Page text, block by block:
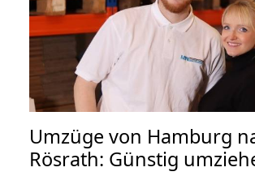
Umzüge von Hamburg
Rösrath: Günstig